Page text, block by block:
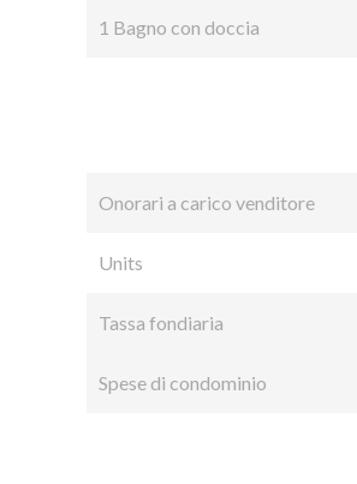
1 Bagno con doccia
Onorari a carico venditore
Units
Tassa fondiaria
Spese di condominio